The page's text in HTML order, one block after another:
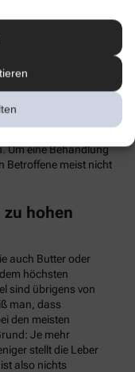
geschützt, bei ihnen
Jahren. Die familiäre
von 300 Personen
Stents oder
Cholesterin
auch gelbliche
Um eine Behandlung
Betroffene meist nicht
zu hohen
auch Butter oder
höchsten
sind übrigens von
man, dass
den meisten
Je mehr
stellt die Leber
also nichts